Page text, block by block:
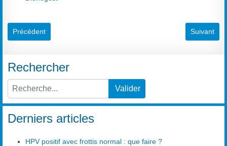
Article précédent : Incubation (période d')
Précédent Article
Suivant
Rechercher
Type 2 or more characters for results.
Valider
Derniers articles
HPV positif avec frottis normal : que faire ?